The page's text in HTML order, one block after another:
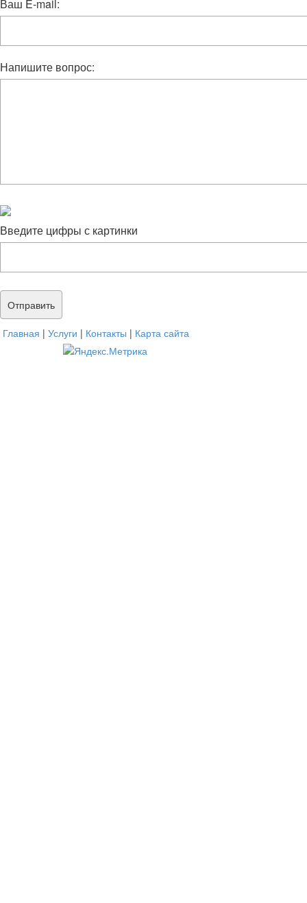
Ваш E-mail:
Напишите вопрос:
Введите цифры с картинки
Главная | Услуги | Контакты | Карта сайта